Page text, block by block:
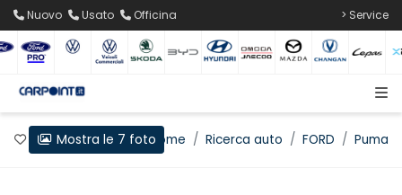
Nuovo Usato Officina > Service
Preferiti Home Ricerca auto FORD Puma
Mostra le 7 foto